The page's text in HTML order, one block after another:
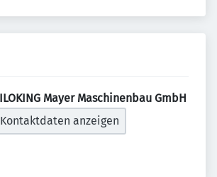
Kontaktdaten anzeigen